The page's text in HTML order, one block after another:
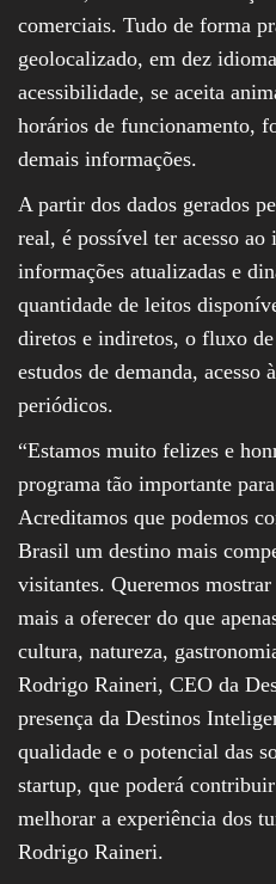
comerciais. Tudo de forma
geolocalizado, em dez
acessibilidade, se aceita
horários de funcionamento,
demais informações.
A partir dos dados gerados
real, é possível ter acesso
informações atualizadas e
quantidade de leitos
diretos e indiretos, o fluxo
estudos de demanda, acesso
periódicos.
“Estamos muito felizes e
programa tão importante
Acreditamos que podemos
Brasil um destino mais
visitantes. Queremos
mais a oferecer do que
cultura, natureza,
Rodrigo Raineri, CEO da
presença da Destinos
qualidade e o potencial das
startup, que poderá
melhorar a experiência dos
Rodrigo Raineri.